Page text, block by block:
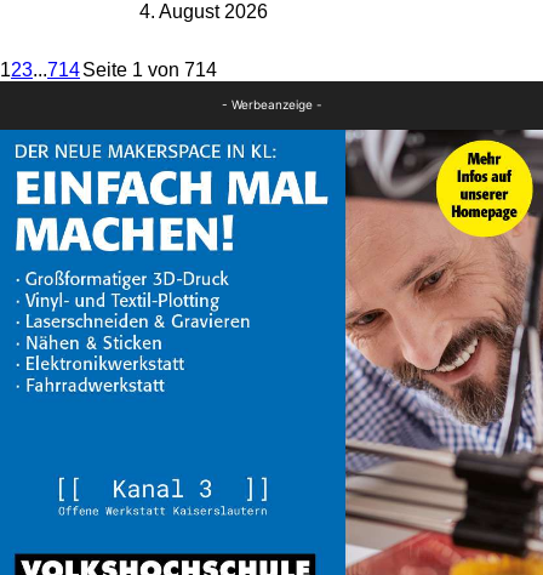
4. August 2026
123...714Seite 1 von 714
- Werbeanzeige -